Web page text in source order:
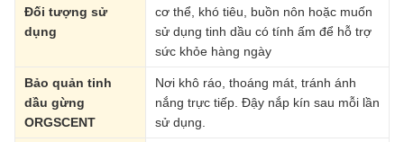
Đối tượng sử
dụng
cơ thể, khó tiêu, buồn nôn hoặc muốn
sử dụng tinh dầu có tính ấm để hỗ trợ
sức khỏe hàng ngày
Bảo quản tinh
dầu gừng
ORGSCENT
Nơi khô ráo, thoáng mát, tránh ánh
nắng trực tiếp. Đậy nắp kín sau mỗi lần
sử dụng.